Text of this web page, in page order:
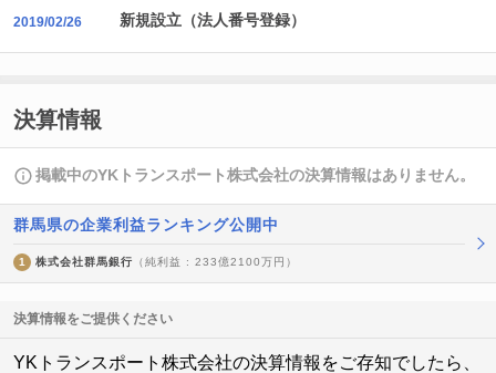
2019/02/26 新規設立（法人番号登録）
決算情報
掲載中のYKトランスポート株式会社の決算情報はありません。
群馬県の企業利益ランキング公開中
1 株式会社群馬銀行 （純利益 : 233億2100万円）
決算情報をご提供ください
YKトランスポート株式会社の決算情報をご存知でしたら、